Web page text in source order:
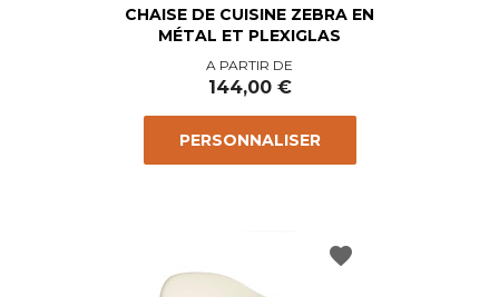
CHAISE DE CUISINE ZEBRA EN
MÉTAL ET PLEXIGLAS
Prix
A PARTIR DE
144,00 €
PERSONNALISER
favorite